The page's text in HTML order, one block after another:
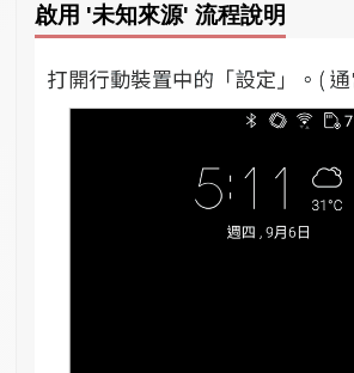
啟用 '未知來源' 流程說明